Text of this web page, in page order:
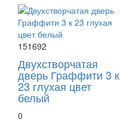
151692
Двухстворчатая
дверь Граффити 3 к
23 глухая цвет
белый
0